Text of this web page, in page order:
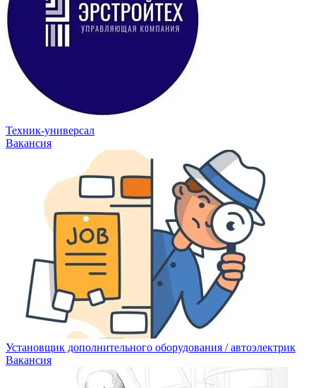
Техник-универсал
Вакансия
Установщик дополнительного оборудования / автоэлектрик
Вакансия